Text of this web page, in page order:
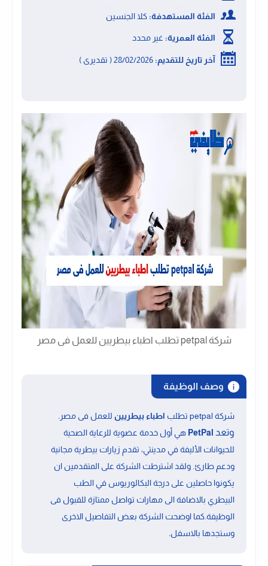
الفئة المستهدفة: كلا الجنسين
الفئة العمرية: غير محدد
آخر تاريخ للتقديم:
شركة petpal تطلب اطباء بيطريين للعمل فى مصر
وصف الوظيفة
شركة petpal تطلب اطباء بيطريين للعمل فى مصر.
وتعد PetPal هي أول خدمة عضوية للرعاية الصحية
للحيوانات الأليفة في مدينتي، تقدم زيارات بيطرية مجانية
ودعم طارئ. ولقد اشترطت الشركة على المتقدمين ان
يكونوا حاصلين على درجة البكالوريوس في الطب
البيطري بالاضافة الى مهارات تواصل ممتازة للقبول فى
الوظيفة.كما اوضحت الشركة بعض التفاصيل الاخرى
وستجدها بالاسفل.